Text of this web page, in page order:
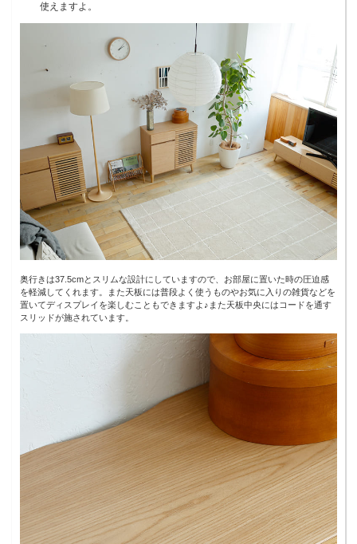
使えますよ。
奥行きは37.5cmとスリムな設計にしていますので、お部屋に置いた時の圧迫感
を軽減してくれます。また天板には普段よく使うものやお気に入りの雑貨などを
置いてディスプレイを楽しむこともできますよ♪また天板中央にはコードを通す
スリッドが施されています。